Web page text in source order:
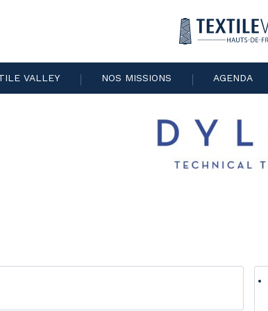
VALLEY NOS MISSIONS AGENDA